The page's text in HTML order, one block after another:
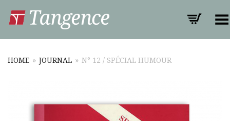
Toggle Menu
HOME » JOURNAL » N° 12 / SPÉCIAL HUMOUR